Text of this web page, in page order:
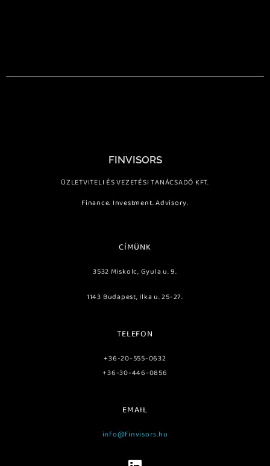
FINVISORS
ÜZLETVITELI ÉS VEZETÉSI TANÁCSADÓ KFT.
Finance. Investment. Advisory.
CÍMÜNK
3532 Miskolc, Gyula u. 9.
1143 Budapest, Ilka u. 25-27.
TELEFON
+36-20-555-0632
+36-30-446-0856
EMAIL
info@finvisors.hu